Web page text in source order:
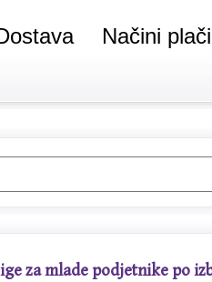
Načini
za mlade podjetnike po